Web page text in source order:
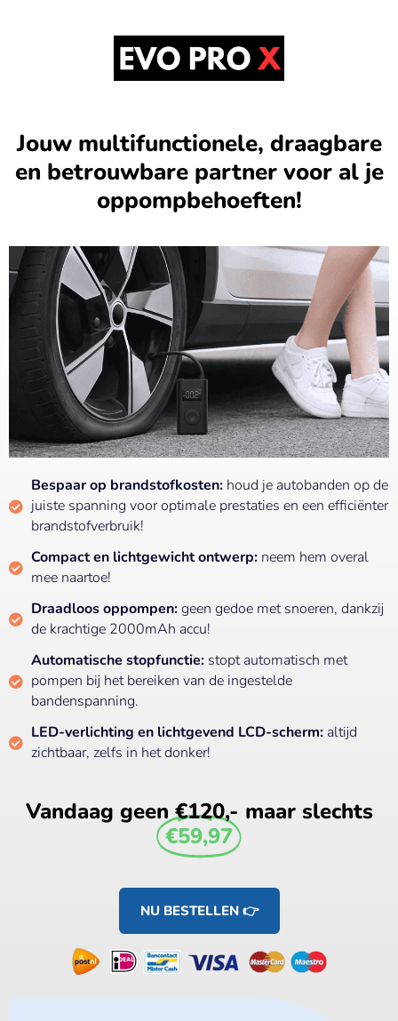
Jouw multifunctionele, draagbare
en betrouwbare partner voor al je
oppompbehoeften!​
Bespaar op brandstofkosten: houd je autobanden op de
juiste spanning voor optimale prestaties en een efficiënter
brandstofverbruik!
Compact en lichtgewicht ontwerp: neem hem overal
mee naartoe!
Draadloos oppompen:geen gedoe met snoeren, dankzij
de krachtige 2000mAh accu!
Automatische stopfunctie: stopt automatisch met
pompen bij het bereiken van de ingestelde
bandenspanning.
LED-verlichting en lichtgevend LCD-scherm: altijd
zichtbaar, zelfs in het donker!
Vandaag geen €120,- maar slechts
€59,97
NU BESTELLEN 👉